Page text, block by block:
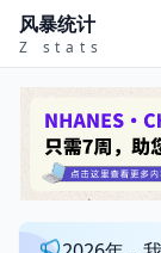
风暴统计
Z stats